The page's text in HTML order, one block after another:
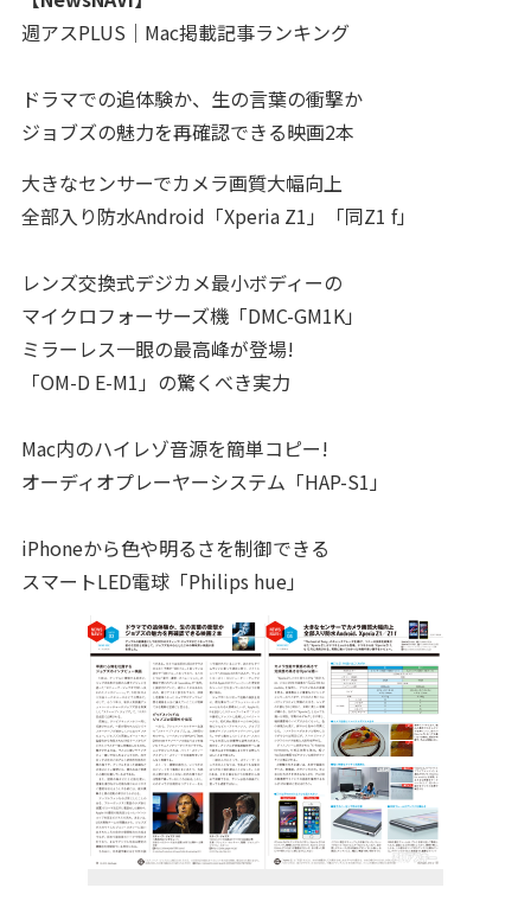
週アスPLUS｜Mac掲載記事ランキング
ドラマでの追体験か、生の言葉の衝撃か
ジョブズの魅力を再確認できる映画2本
大きなセンサーでカメラ画質大幅向上
全部入り防水Android「Xperia Z1」「同Z1 f」
レンズ交換式デジカメ最小ボディーの
マイクロフォーサーズ機「DMC-GM1K」
ミラーレス一眼の最高峰が登場!
「OM-D E-M1」の驚くべき実力
Mac内のハイレゾ音源を簡単コピー!
オーディオプレーヤーシステム「HAP-S1」
iPhoneから色や明るさを制御できる
スマートLED電球「Philips hue」